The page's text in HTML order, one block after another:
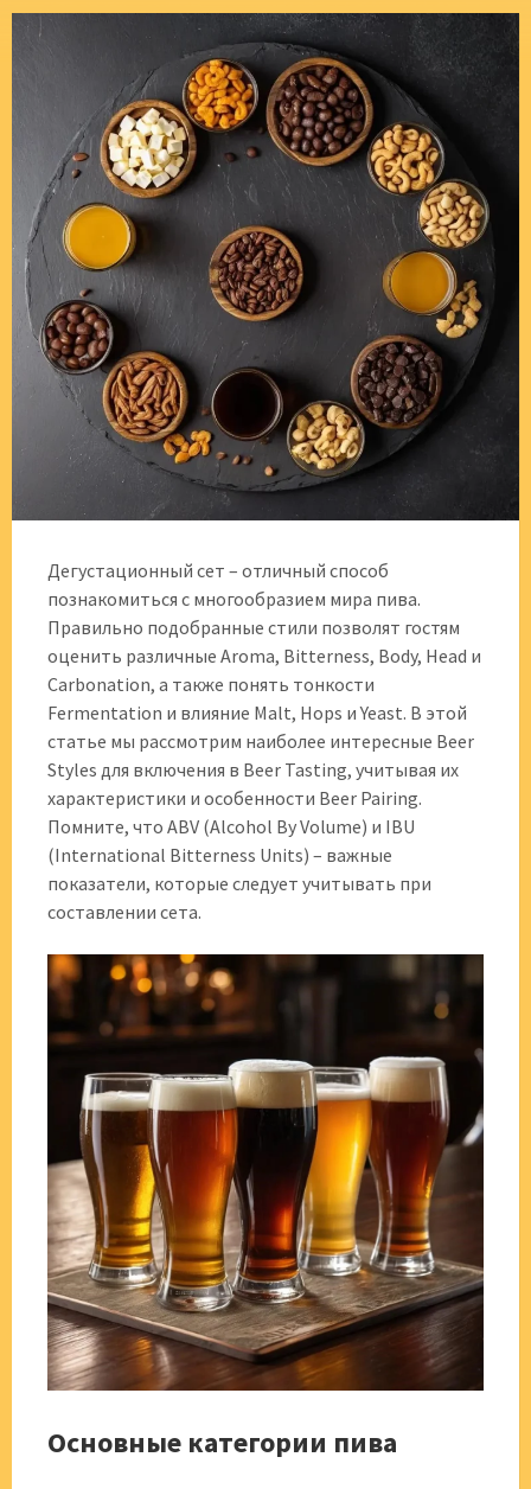
Дегустационный сет – отличный способ
познакомиться с многообразием мира пива.
Правильно подобранные стили позволят гостям
оценить различные Aroma, Bitterness, Body, Head и
Carbonation, а также понять тонкости
Fermentation и влияние Malt, Hops и Yeast. В этой
статье мы рассмотрим наиболее интересные Beer
Styles для включения в Beer Tasting, учитывая их
характеристики и особенности Beer Pairing.
Помните, что ABV (Alcohol By Volume) и IBU
(International Bitterness Units) – важные
показатели, которые следует учитывать при
составлении сета.
Основные категории пива